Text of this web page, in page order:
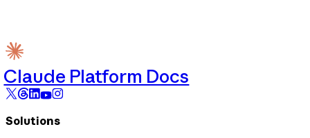
Claude Platform Docs
Solutions